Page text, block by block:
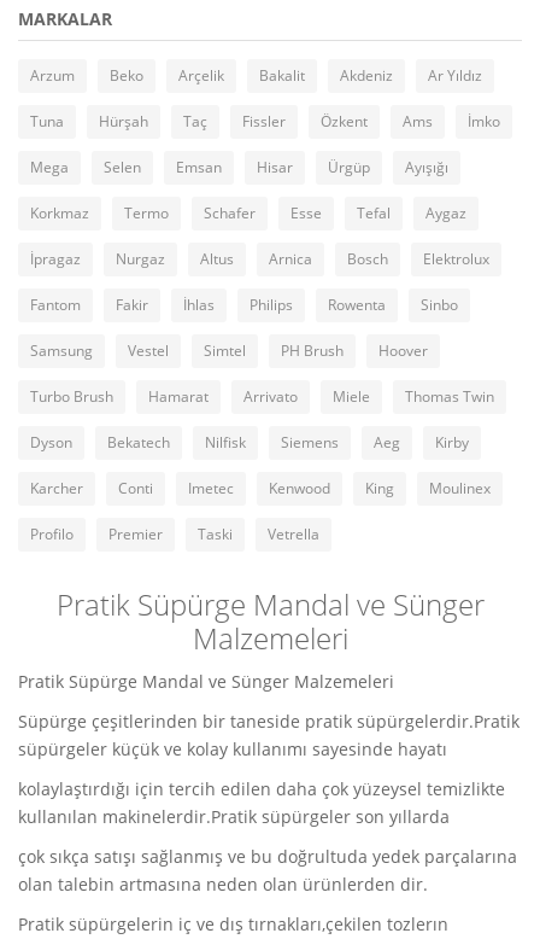
MARKALAR
Arzum Beko Arçelik Bakalit Akdeniz Ar Yıldız
Tuna Hürşah Taç Fissler Özkent Ams İmko
Mega Selen Emsan Hisar Ürgüp Ayışığı
Korkmaz Termo Schafer Esse Tefal Aygaz
İpragaz Nurgaz Altus Arnica Bosch Elektrolux
Fantom Fakir İhlas Philips Rowenta Sinbo
Samsung Vestel Simtel PH Brush Hoover
Turbo Brush Hamarat Arrivato Miele Thomas Twin
Dyson Bekatech Nilfisk Siemens Aeg Kirby
Karcher Conti Imetec Kenwood King Moulinex
Profilo Premier Taski Vetrella
Pratik Süpürge Mandal ve Sünger
Malzemeleri
Pratik Süpürge Mandal ve Sünger Malzemeleri
Süpürge çeşitlerinden bir taneside pratik süpürgelerdir.Pratik
süpürgeler küçük ve kolay kullanımı sayesinde hayatı
kolaylaştırdığı için tercih edilen daha çok yüzeysel temizlikte
kullanılan makinelerdir.Pratik süpürgeler son yıllarda
çok sıkça satışı sağlanmış ve bu doğrultuda yedek parçalarına
olan talebin artmasına neden olan ürünlerden dir.
Pratik süpürgelerin iç ve dış tırnakları,çekilen tozlerın